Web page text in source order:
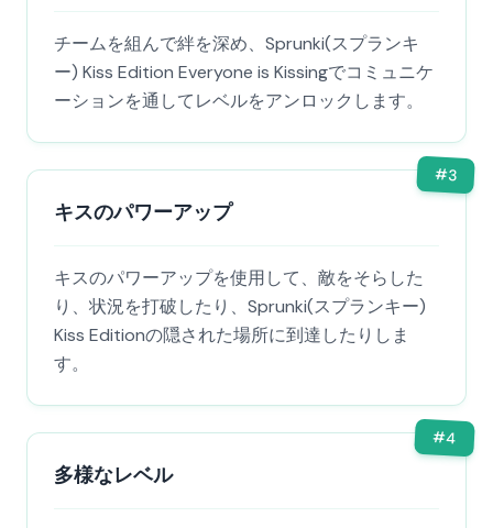
チームを組んで絆を深め、Sprunki(スプランキ
ー) Kiss Edition Everyone is Kissingでコミュニケ
ーションを通してレベルをアンロックします。
#3
キスのパワーアップ
キスのパワーアップを使用して、敵をそらした
り、状況を打破したり、Sprunki(スプランキー)
Kiss Editionの隠された場所に到達したりしま
す。
#4
多様なレベル